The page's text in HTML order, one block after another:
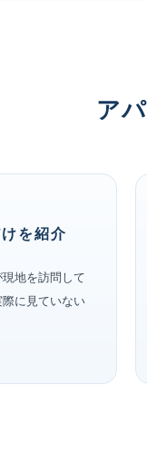
ア
を紹介
地を訪問して
に見ていない